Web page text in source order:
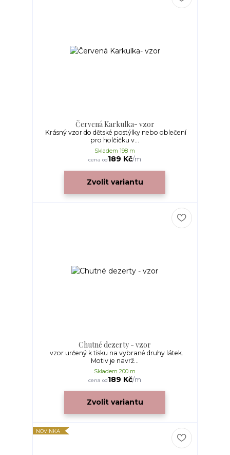
Červená Karkulka- vzor
Krásný vzor do dětské postýlky nebo oblečení
pro holčičku v...
cena od189 Kč/m
Skladem 198 m
Zvolit variantu
Chutné dezerty - vzor
vzor určený k tisku na vybrané druhy látek.
Motiv je navrž...
cena od189 Kč/m
Skladem 200 m
Zvolit variantu
NOVINKA